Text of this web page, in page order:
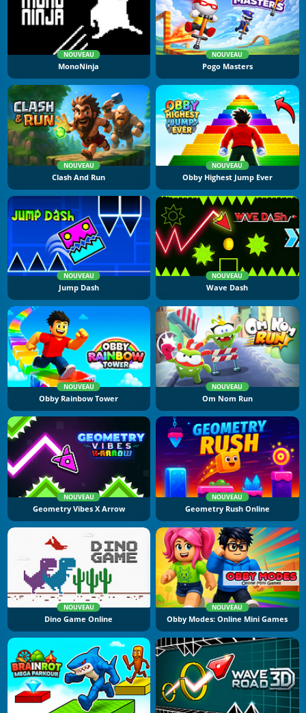
NOUVEAU
MonoNinja
NOUVEAU
Pogo Masters
NOUVEAU
Clash And Run
NOUVEAU
Obby Highest Jump Ever
NOUVEAU
Jump Dash
NOUVEAU
Wave Dash
NOUVEAU
Obby Rainbow Tower
NOUVEAU
Om Nom Run
NOUVEAU
Geometry Vibes X Arrow
NOUVEAU
Geometry Rush Online
NOUVEAU
Dino Game Online
NOUVEAU
Obby Modes: Online Mini Games